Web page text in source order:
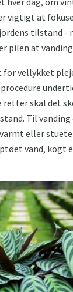
vigtigt at
tilstand -
pilen at
vellykket
retter skal det
Til
eller
vand, kogt